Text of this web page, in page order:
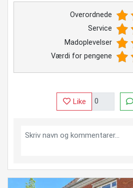
Overordnede
Service
Madoplevelser
Værdi for pengene
Like